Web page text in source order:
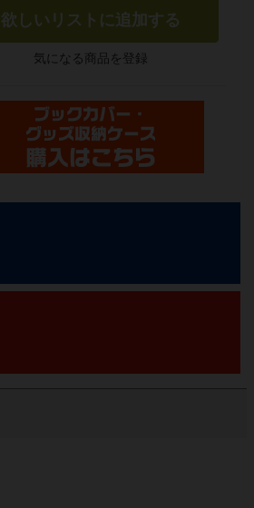
欲しいリストに追加する
気になる商品を登録